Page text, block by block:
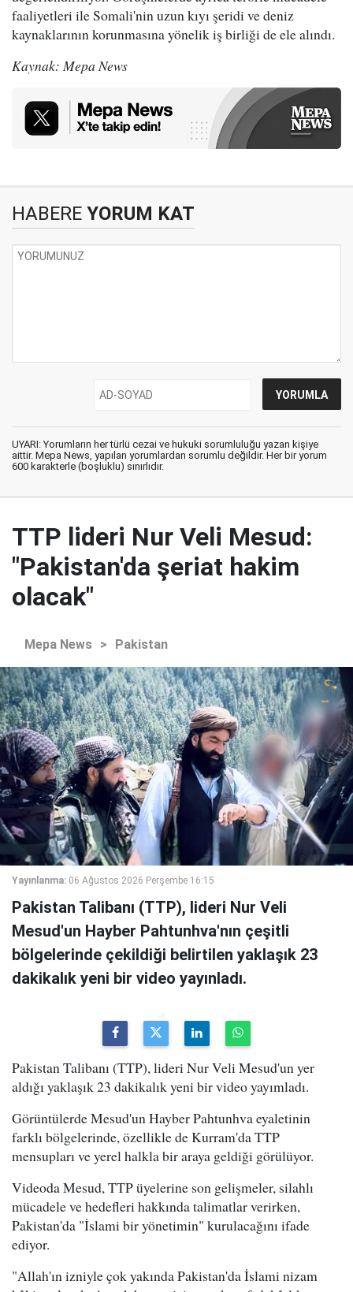
faaliyetleri ile Somali'nin uzun kıyı şeridi ve deniz
kaynaklarının korunmasına yönelik iş birliği de ele alındı.
Kaynak: Mepa News
HABERE YORUM KAT
UYARI: Yorumların her türlü cezai ve hukuki sorumluluğu yazan kişiye
aittir. Mepa News, yapılan yorumlardan sorumlu değildir. Her bir yorum
600 karakterle (boşluklu) sınırlıdır.
TTP lideri Nur Veli Mesud:
"Pakistan'da şeriat hakim
olacak"
Mepa News > Pakistan
Yayınlanma: 06 Ağustos 2026 Perşembe 16:15
Pakistan Talibanı (TTP), lideri Nur Veli
Mesud'un Hayber Pahtunhva'nın çeşitli
bölgelerinde çekildiği belirtilen yaklaşık 23
dakikalık yeni bir video yayınladı.
Pakistan Talibanı (TTP), lideri Nur Veli Mesud'un yer
aldığı yaklaşık 23 dakikalık yeni bir video yayımladı.
Görüntülerde Mesud'un Hayber Pahtunhva eyaletinin
farklı bölgelerinde, özellikle de Kurram'da TTP
mensupları ve yerel halkla bir araya geldiği görülüyor.
Videoda Mesud, TTP üyelerine son gelişmeler, silahlı
mücadele ve hedefleri hakkında talimatlar verirken,
Pakistan'da "İslami bir yönetimin" kurulacağını ifade
ediyor.
"Allah'ın izniyle çok yakında Pakistan'da İslami nizam